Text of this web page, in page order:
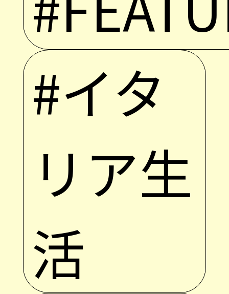
#イタ
リア生
活